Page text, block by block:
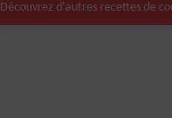
Découvrez d'autres recettes de